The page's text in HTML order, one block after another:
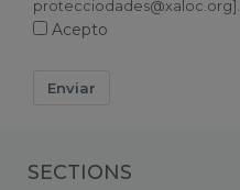
protecciodades@xaloc.org].
Acepto
Enviar
SECTIONS